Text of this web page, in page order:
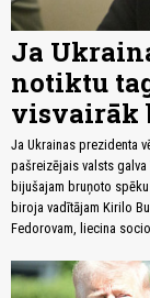
Ja
notiktu
visvairāk
Ja Ukrainas prezidenta
pašreizējais valsts
bijušajam bruņoto
biroja vadītājam Kirilo
Fedorovam, liecina